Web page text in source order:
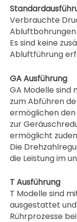
Verbrauchte
Es sind keine
Abluftführung
GA Ausführung
GA Modelle sind
zum Abführen
ermöglichen
zur
ermöglicht
Die
die Leistung im
T Ausführung
T Modelle sind
ausgestattet
Rührprozesse